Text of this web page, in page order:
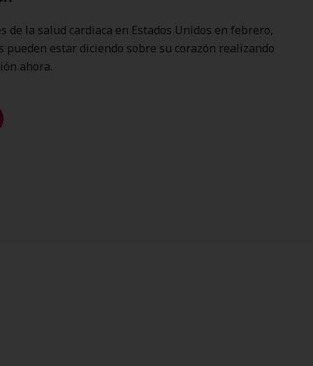
de la salud cardiaca en Estados Unidos en febrero,
pueden estar diciendo sobre su corazón realizando
ahora.